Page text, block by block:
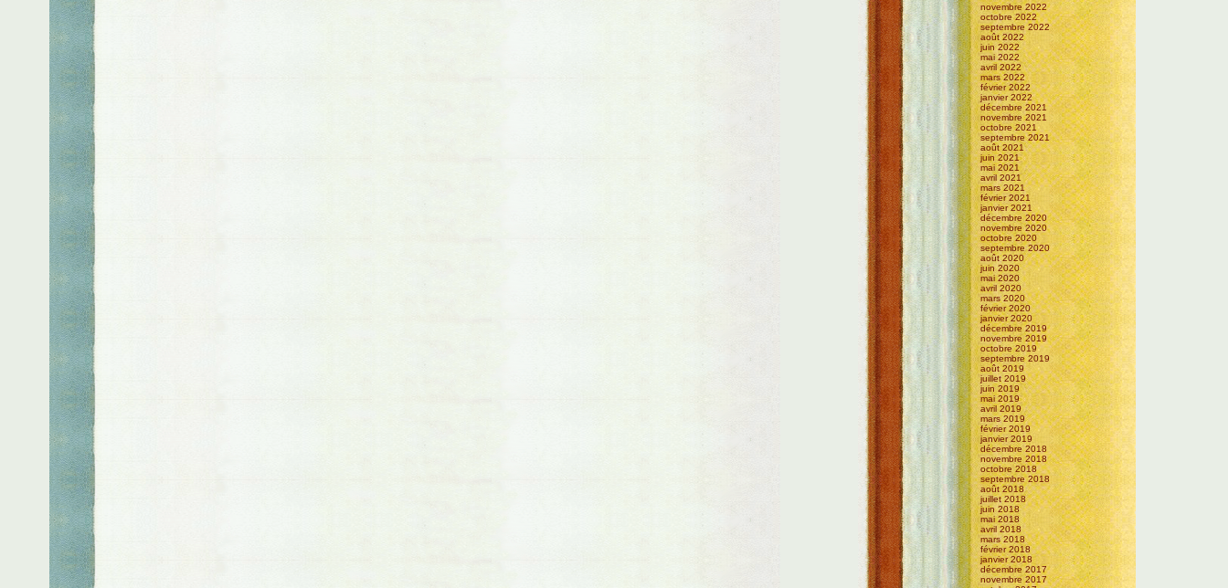
novembre 2022
octobre 2022
septembre 2022
août 2022
juin 2022
mai 2022
avril 2022
mars 2022
février 2022
janvier 2022
décembre 2021
novembre 2021
octobre 2021
septembre 2021
août 2021
juin 2021
mai 2021
avril 2021
mars 2021
février 2021
janvier 2021
décembre 2020
novembre 2020
octobre 2020
septembre 2020
août 2020
juin 2020
mai 2020
avril 2020
mars 2020
février 2020
janvier 2020
décembre 2019
novembre 2019
octobre 2019
septembre 2019
août 2019
juillet 2019
juin 2019
mai 2019
avril 2019
mars 2019
février 2019
janvier 2019
décembre 2018
novembre 2018
octobre 2018
septembre 2018
août 2018
juillet 2018
juin 2018
mai 2018
avril 2018
mars 2018
février 2018
janvier 2018
décembre 2017
novembre 2017